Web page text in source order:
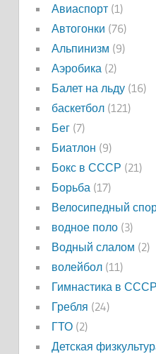
Авиаспорт(1)
Автогонки (76)
Альпинизм (9)
Аэробика (2)
Балет на льду(16)
баскетбол(121)
Бег(7)
Биатлон (9)
Бокс в СССР (21)
Борьба (17)
Велосипедный
водное поло(3)
Водный слалом (2)
волейбол(11)
Гимнастика в СССР
Гребля (24)
ГТО(2)
Детская